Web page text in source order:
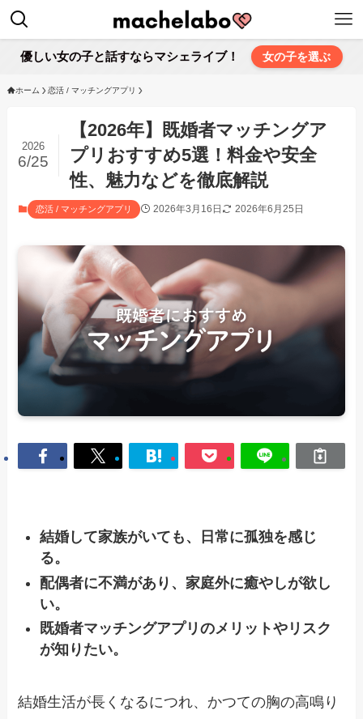
優しい女の子と話すならマシェライブ！ 女の子を選ぶ
ホーム 恋活 / マッチングアプリ
【2026年】既婚者マッチングア
プリおすすめ5選！料金や安全
性、魅力などを徹底解説
2026
6/25
恋活 / マッチングアプリ 2026年3月16日 2026年6月25日
結婚して家族がいても、日常に孤独を感じ
る。
配偶者に不満があり、家庭外に癒やしが欲し
い。
既婚者マッチングアプリのメリットやリスク
が知りたい。
結婚生活が長くなるにつれ、かつての胸の高鳴り